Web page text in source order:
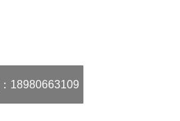
：18980663109